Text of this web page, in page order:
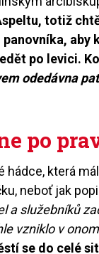
totiž
aby
po levici.
odedávna
po
hádce, která
neboť jak
a služebníků
vzniklo v
se do celé